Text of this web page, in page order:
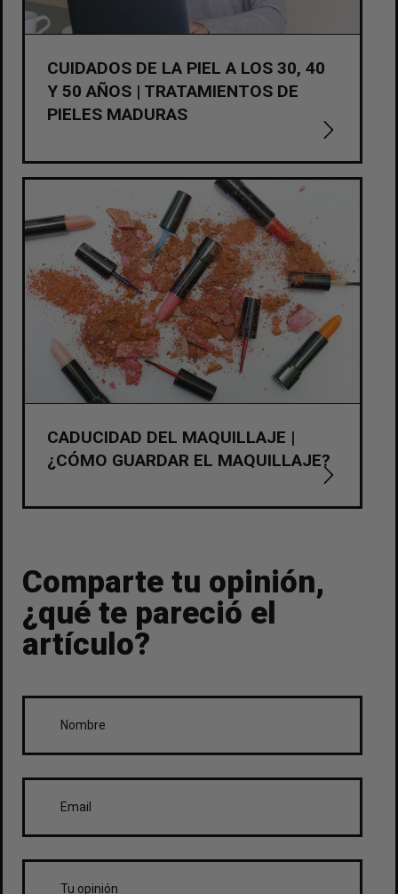
CUIDADOS DE LA PIEL A LOS 30, 40
Y 50 AÑOS | TRATAMIENTOS DE
PIELES MADURAS
CADUCIDAD DEL MAQUILLAJE |
¿CÓMO GUARDAR EL MAQUILLAJE?
Comparte tu opinión,
¿qué te pareció el
artículo?